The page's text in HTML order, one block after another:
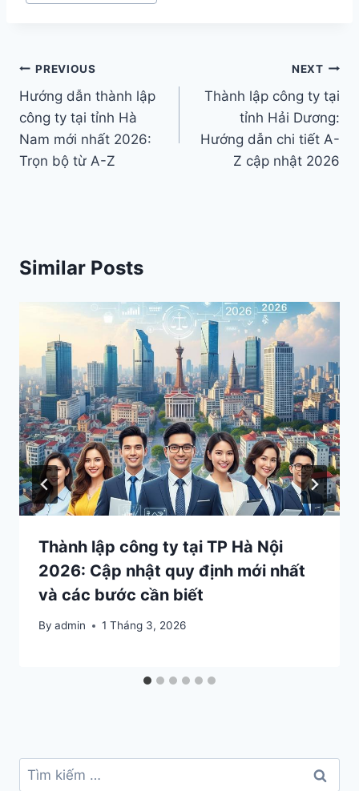
Điều
hướng
bài
viết
PREVIOUS
Hướng dẫn thành lập
công ty tại tỉnh Hà
Nam mới nhất 2026:
Trọn bộ từ A-Z
NEXT
Thành lập công ty tại
tỉnh Hải Dương:
Hướng dẫn chi tiết A-
Z cập nhật 2026
Similar Posts
Thành lập công ty tại TP Hà Nội
2026: Cập nhật quy định mới nhất
và các bước cần biết
By admin 1 Tháng 3, 2026
Tìm